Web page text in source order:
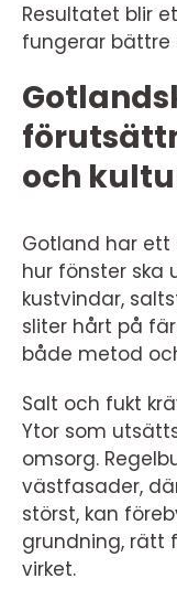
Resultatet blir
fungerar bättre
och
Gotland har ett
hur fönster ska
kustvindar,
sliter hårt på
både metod
Salt och fukt
Ytor som
omsorg.
västfasader,
störst, kan
grundning, rätt
virket.